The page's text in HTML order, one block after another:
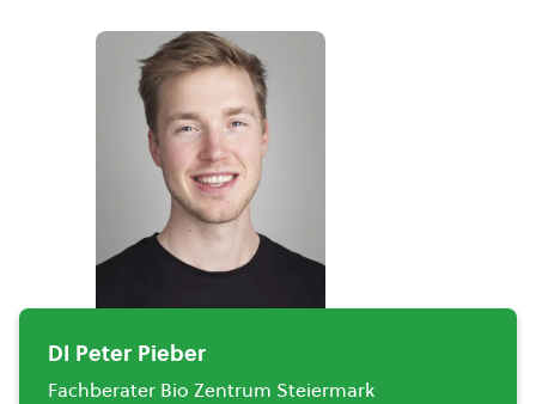
DI Peter Pieber
Fachberater Bio Zentrum Steiermark